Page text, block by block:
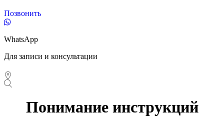
Позвонить
WhatsApp
Для записи и консультации
Понимание инструкций